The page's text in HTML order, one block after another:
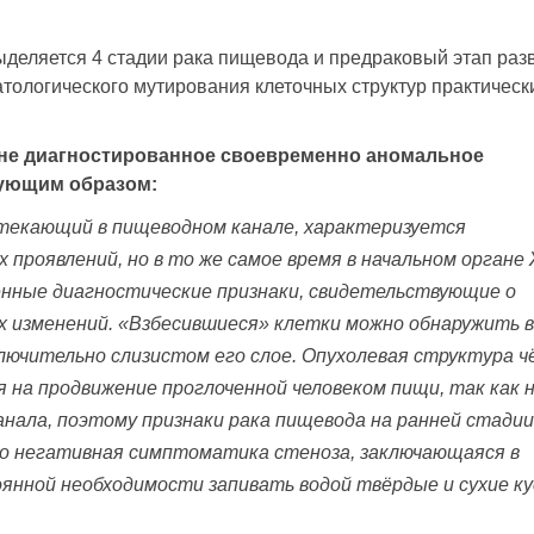
4 стадии рака пищевода и предраковый этап
мутирования клеточных структур
диагностированное своевременно аномальное
образом:
в пищеводном канале, характеризуется
проявлений, но в то же самое время в начальном
диагностические признаки, свидетельствующие о
изменений. «Взбесившиеся» клетки можно обнаружить в
слизистом его слое. Опухолевая структура
на продвижение проглоченной человеком пищи, так как
поэтому признаки рака пищевода на ранней стадии
негативная симптоматика стеноза, заключающаяся в
необходимости запивать водой твёрдые и сухие